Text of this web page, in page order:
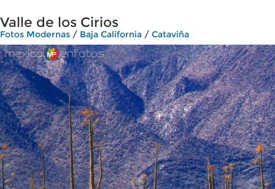
Valle de los Cirios
Fotos Modernas / Baja California / Cataviña